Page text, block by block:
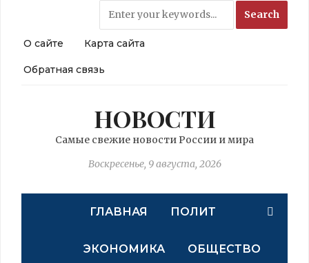
О сайте Карта сайта
Обратная связь
НОВОСТИ
Самые свежие новости России и мира
Воскресенье, 9 августа, 2026
ГЛАВНАЯ ПОЛИТ
ЭКОНОМИКА ОБЩЕСТВО